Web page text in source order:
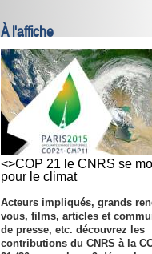
À l'affiche
<>COP 21 le CNRS se
pour le climat
Acteurs impliqués, grands
vous, films, articles et
de presse, etc. découvrez les
contributions du CNRS à la